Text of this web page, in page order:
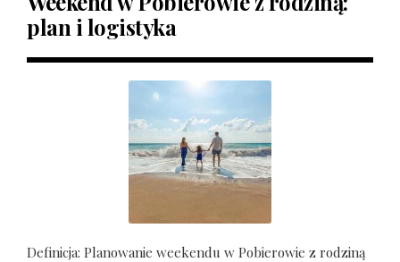
plan i logistyka
Definicja: Planowanie weekendu w Pobierowie z rodziną